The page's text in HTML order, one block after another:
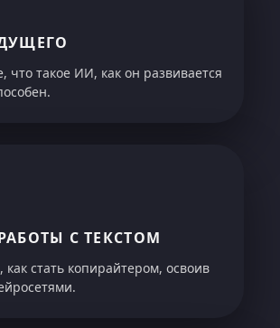
что такое ИИ, как он развивается
С ТЕКСТОМ
как стать копирайтером, освоив